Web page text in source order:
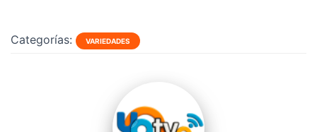
Categorías: VARIEDADES